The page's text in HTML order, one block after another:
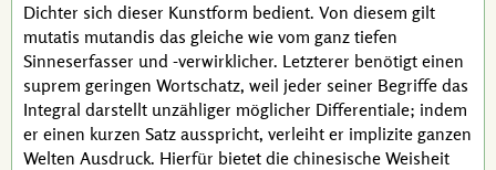
Dichter sich dieser Kunstform bedient. Von diesem gilt
mutatis mutandis das gleiche wie vom ganz tiefen
Sinneserfasser und -verwirklicher. Letzterer benötigt einen
suprem geringen Wortschatz, weil jeder seiner Begriffe das
Integral darstellt unzähliger möglicher Differentiale; indem
er einen kurzen Satz ausspricht, verleiht er implizite ganzen
Welten Ausdruck. Hierfür bietet die chinesische Weisheit